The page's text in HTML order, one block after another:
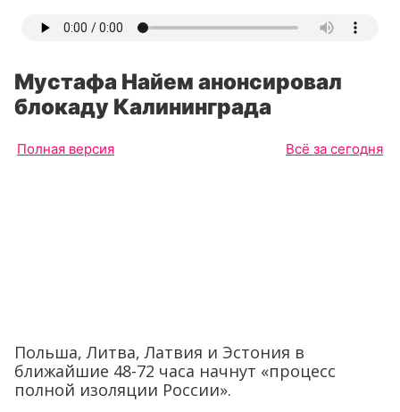
Мустафа Найем анонсировал
блокаду Калининграда
Полная версия Всё за сегодня
Польша, Литва, Латвия и Эстония в
ближайшие 48-72 часа начнут «процесс
полной изоляции России».